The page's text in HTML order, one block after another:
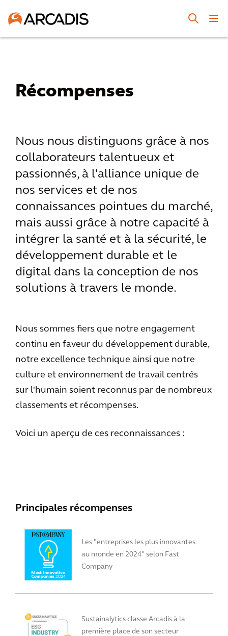
Récompenses
Nous nous distinguons grâce à nos
collaborateurs talentueux et
passionnés, à l'alliance unique de
nos services et de nos
connaissances pointues du marché,
mais aussi grâce à notre capacité à
intégrer la santé et à la sécurité, le
développement durable et le
digital dans la conception de nos
solutions à travers le monde.
Nous sommes fiers que notre engagement
continu en faveur du développement durable,
notre excellence technique ainsi que notre
culture et environnement de travail centrés
sur l'humain soient reconnus par de nombreux
classements et récompenses.
Voici un aperçu de ces reconnaissances :
Principales récompenses
Les "entreprises les plus innovantes
au monde en 2024" selon Fast
Company
Sustainalytics classe Arcadis à la
première place de son secteur